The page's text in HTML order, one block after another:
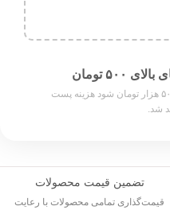
تومان
چنان چه جمع صورت حساب شما بالای ۵۰۰ هزار تومان شود هزینه پست
شد.
تضمین قیمت محصولات
قیمت‌گذاری تمامی محصولات با رعایت